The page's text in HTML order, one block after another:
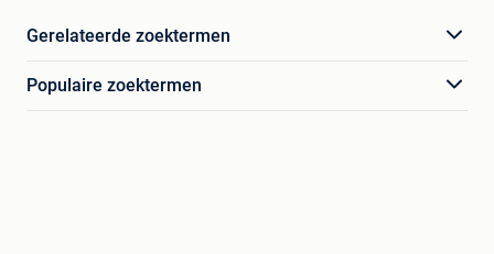
Gerelateerde zoektermen
Populaire zoektermen